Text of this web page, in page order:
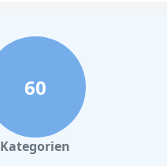
60
Kategorien